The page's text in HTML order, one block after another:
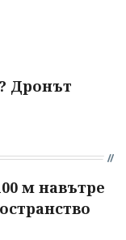
Дронът
м навътре